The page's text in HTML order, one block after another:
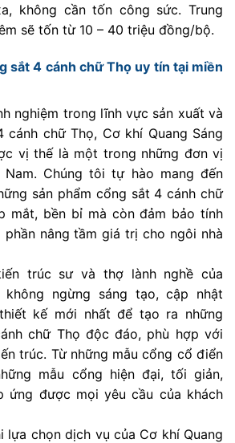
không cần tốn công sức. Trung
sẽ tốn từ 10 – 40 triệu đồng/bộ.
sắt 4 cánh chữ Thọ uy tín tại miền
nghiệm trong lĩnh vực sản xuất và
chữ Thọ, Cơ khí Quang Sáng
vị thế là một trong những đơn vị
Chúng tôi tự hào mang đến
sản phẩm cổng sắt 4 cánh chữ
mắt, bền bỉ mà còn đảm bảo tính
nâng tầm giá trị cho ngôi nhà
trúc sư và thợ lành nghề của
không ngừng sáng tạo, cập nhật
kế mới nhất để tạo ra những
chữ Thọ độc đáo, phù hợp với
trúc. Từ những mẫu cổng cổ điển
mẫu cổng hiện đại, tối giản,
ứng được mọi yêu cầu của khách
lựa chọn dịch vụ của Cơ khí Quang